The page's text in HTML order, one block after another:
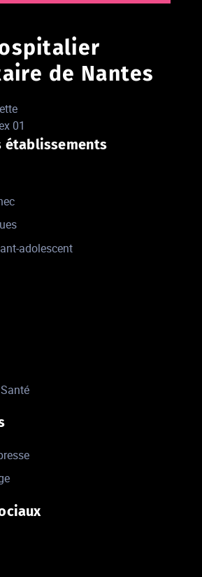
de Nantes
01
établissements
adolescent